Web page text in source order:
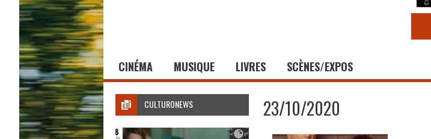
CINÉMA MUSIQUE LIVRES SCÈNES/EXPOS
23/10/2020
CULTURONEWS